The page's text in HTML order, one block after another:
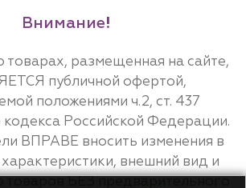
Внимание!
размещенная на сайте,
публичной офертой,
положениями ч.2, ст. 437
кодекса Российской Федерации.
ВПРАВЕ вносить изменения в
характеристики, внешний вид и